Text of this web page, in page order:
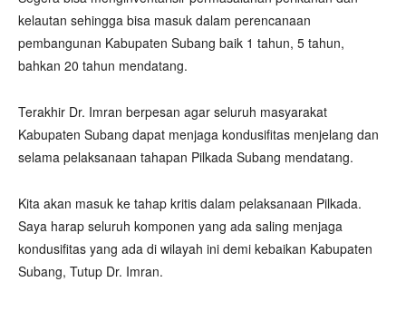
kelautan sehingga bisa masuk dalam perencanaan
pembangunan Kabupaten Subang baik 1 tahun, 5 tahun,
bahkan 20 tahun mendatang.
Terakhir Dr. Imran berpesan agar seluruh masyarakat
Kabupaten Subang dapat menjaga kondusifitas menjelang dan
selama pelaksanaan tahapan Pilkada Subang mendatang.
Kita akan masuk ke tahap kritis dalam pelaksanaan Pilkada.
Saya harap seluruh komponen yang ada saling menjaga
kondusifitas yang ada di wilayah ini demi kebaikan Kabupaten
Subang, Tutup Dr. Imran.